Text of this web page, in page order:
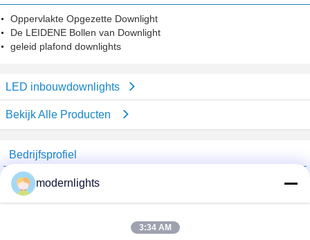
Oppervlakte Opgezette Downlight
De LEIDENE Bollen van Downlight
geleid plafond downlights
LED inbouwdownlights
Bekijk Alle Producten
Bedrijfsprofiel
China Lighting Online Marketplace
Verified Leveranciers
Verified Suplier
modernlights
3:34 AM